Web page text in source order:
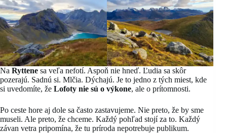
Na Ryttene sa veľa nefotí. Aspoň nie hneď. Ľudia sa skôr
pozerajú. Sadnú si. Mlčia. Dýchajú. Je to jedno z tých miest, kde
si uvedomíte, že Lofoty nie sú o výkone, ale o prítomnosti.
Po ceste hore aj dole sa často zastavujeme. Nie preto, že by sme
museli. Ale preto, že chceme. Každý pohľad stojí za to. Každý
závan vetra pripomína, že tu príroda nepotrebuje publikum.